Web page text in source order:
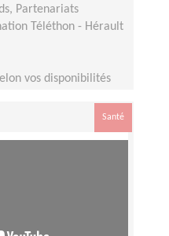
Partenariats
Téléthon - Hérault
vos disponibilités
Santé